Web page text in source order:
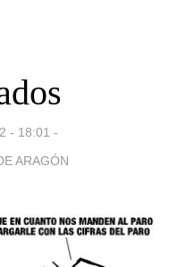
- 18:01 -
ARAGÓN